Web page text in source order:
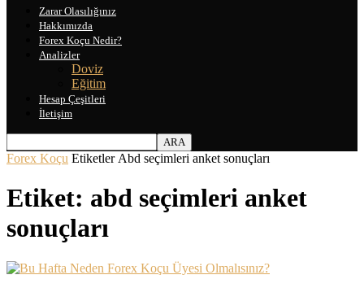
Zarar Olasılığınız
Hakkımızda
Forex Koçu Nedir?
Analizler
Doviz
Eğitim
Hesap Çeşitleri
İletişim
Forex Koçu Etiketler Abd seçimleri anket sonuçları
Etiket: abd seçimleri anket
sonuçları